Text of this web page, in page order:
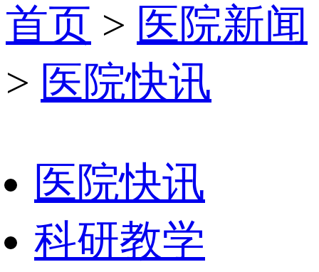
首页 > 医院新闻
> 医院快讯
医院快讯
科研教学